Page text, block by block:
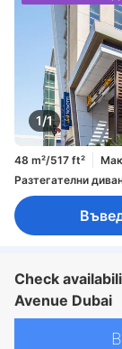
1/1
48 m²/517 ft²
Разтегателни
Check
Avenue Dubai